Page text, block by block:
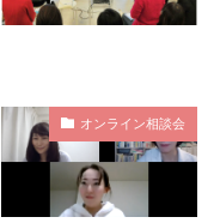
オンライン相談会